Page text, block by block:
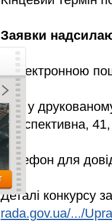
Заявки
- Електронною
Або у
Перспективна,
Телефон для
Деталі конкурсу
rada.gov.ua/.../